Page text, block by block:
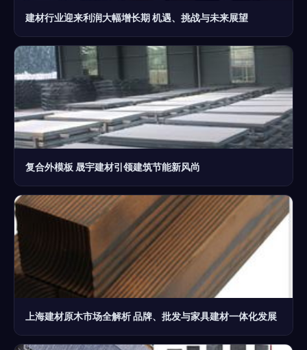
建材行业迎来利润大幅增长期 机遇、挑战与未来展望
复合外模板 晟宇建材引领建筑节能新风尚
上海建材原木市场全解析 品牌、批发与家具建材一体化发展